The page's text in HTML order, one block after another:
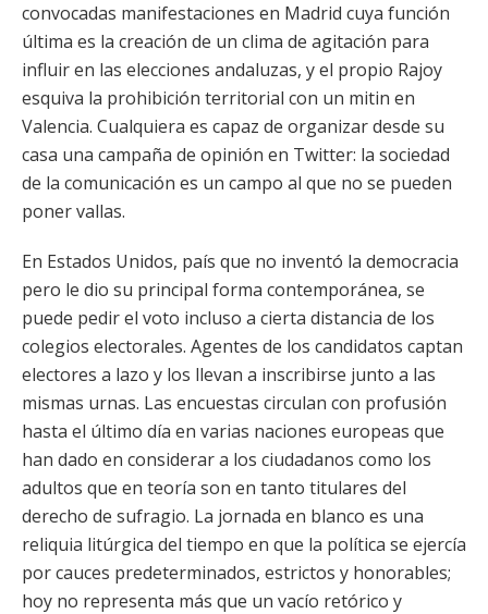
convocadas manifestaciones en Madrid cuya función
última es la creación de un clima de agitación para
influir en las elecciones andaluzas, y el propio Rajoy
esquiva la prohibición territorial con un mitin en
Valencia. Cualquiera es capaz de organizar desde su
casa una campaña de opinión en Twitter: la sociedad
de la comunicación es un campo al que no se pueden
poner vallas.
En Estados Unidos, país que no inventó la democracia
pero le dio su principal forma contemporánea, se
puede pedir el voto incluso a cierta distancia de los
colegios electorales. Agentes de los candidatos captan
electores a lazo y los llevan a inscribirse junto a las
mismas urnas. Las encuestas circulan con profusión
hasta el último día en varias naciones europeas que
han dado en considerar a los ciudadanos como los
adultos que en teoría son en tanto titulares del
derecho de sufragio. La jornada en blanco es una
reliquia litúrgica del tiempo en que la política se ejercía
por cauces predeterminados, estrictos y honorables;
hoy no representa más que un vacío retórico y